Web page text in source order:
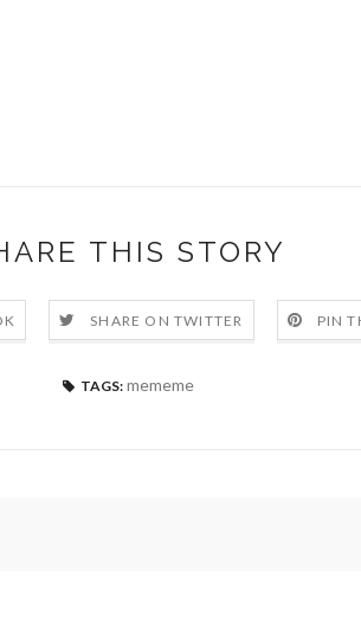
THIS STORY
SHARE ON TWITTER PIN
TAGS: mememe